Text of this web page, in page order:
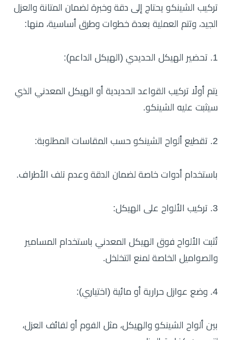
تركيب الشينكو يحتاج إلى دقة وخبرة لضمان المتانة والعزل
الجيد، وتتم العملية بعدة خطوات وطرق أساسية، منها:
1. تحضير الهيكل الحديدي (الهيكل الداعم):
يتم أولًا تركيب القواعد الحديدية أو الهيكل المعدني الذي
سيثبت عليه الشينكو.
2. تقطيع ألواح الشينكو حسب المقاسات المطلوبة:
باستخدام أدوات خاصة لضمان الدقة وعدم تلف الأطراف.
3. تركيب الألواح على الهيكل:
تُثبت الألواح فوق الهيكل المعدني باستخدام المسامير
والصواميل الخاصة لمنع التخلخل.
4. وضع عوازل حرارية أو مائية (اختياري):
بين ألواح الشينكو والهيكل، مثل الفوم أو لفائف العزل،